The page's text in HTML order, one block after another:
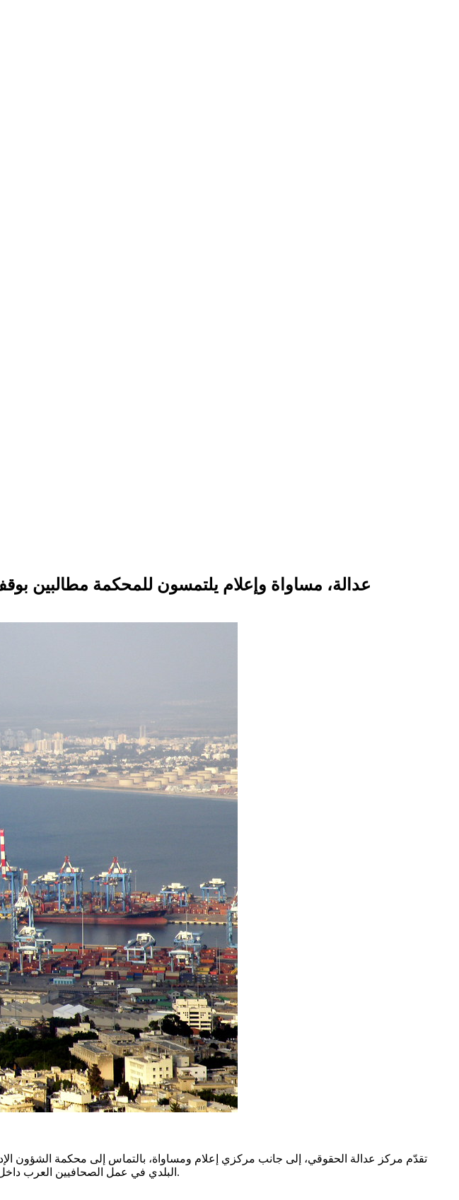
عدالة، مساواة وإعلام يلتمسون للمحكمة مطالبين
تقدّم مركز عدالة الحقوقي، إلى جانب مركزي إعلام ومساواة، بالتماس إلى محكمة الشؤون
البلدي في عمل الصحافيين العرب داخل المدينة، وذلك في أعقاب الانتهاكات المتواصلة بحقهم خلال فترة الحرب الحالية، والتي بدأت يوم 28.02.2026.